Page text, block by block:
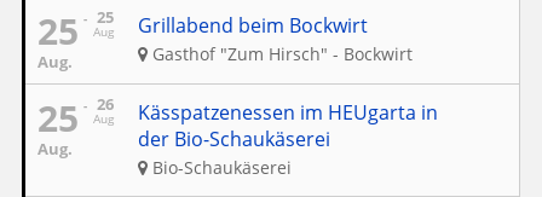
25
Aug
25
Aug.
Grillabend beim Bockwirt
Gasthof "Zum Hirsch" - Bockwirt
26
Aug
25
Aug.
Kässpatzenessen im HEUgarta in
der Bio-Schaukäserei
Bio-Schaukäserei